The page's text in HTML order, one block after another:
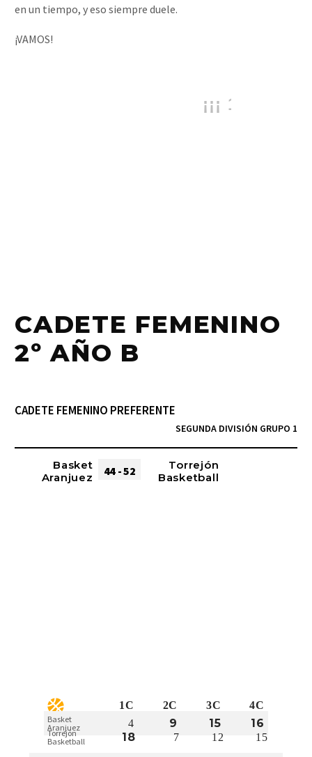
en un tiempo, y eso siempre duele.
¡VAMOS!
¡¡¡ 1, 2, 3...
CADETE FEMENINO
2º AÑO B
CADETE FEMENINO PREFERENTE
SEGUNDA DIVISIÓN GRUPO 1
Basket
Aranjuez
44 - 52
Torrejón
Basketball
1C 2C 3C 4C
Basket
Aranjuez
4 9 15 16
Torrejón
Basketball
18 7 12 15